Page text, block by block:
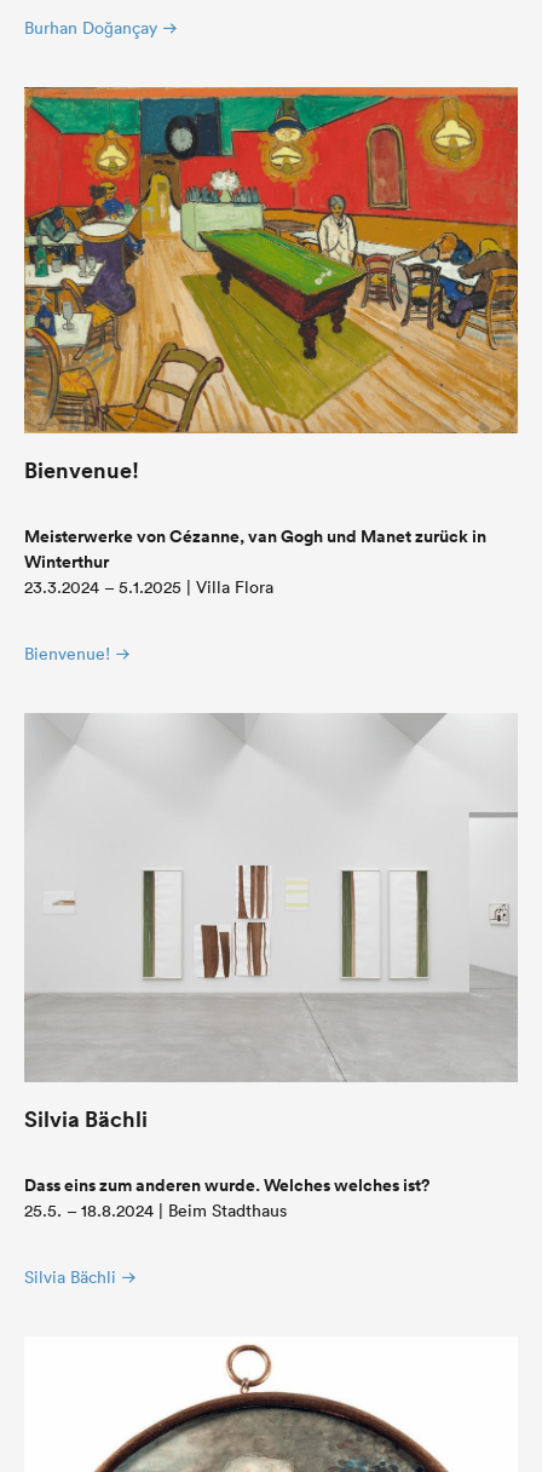
Burhan Doğançay
Bienvenue!
Meisterwerke von Cézanne, van Gogh und Manet zurück in
Winterthur
23.3.2024 – 5.1.2025 | Villa Flora
Bienvenue!
Silvia Bächli
Dass eins zum anderen wurde. Welches welches ist?
25.5. – 18.8.2024 | Beim Stadthaus
Silvia Bächli